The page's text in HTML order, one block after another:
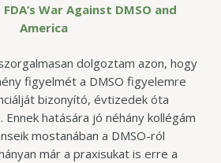
FDA’s War Against DMSO and
America
dolgoztam azon, hogy
figyelmét a DMSO figyelemre
bizonyító, évtizedek óta
hatására jó néhány kollégám
mostanában a DMSO-ról
már a praxisukat is erre a